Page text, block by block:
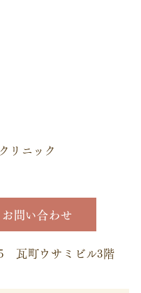
お問い合わせ
瓦町ウサミビル3階